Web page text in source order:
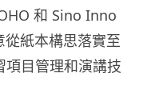
和 Sino Inno
紙本構思落實至
目管理和演講技